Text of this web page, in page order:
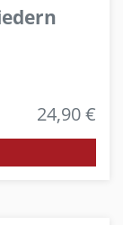
24,90 €